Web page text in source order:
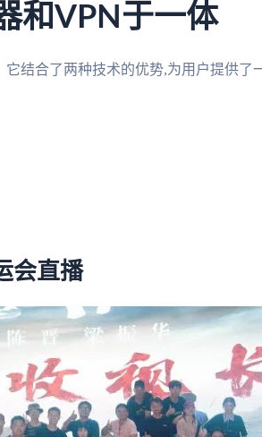
和VPN于一体
结合了两种技术的优势,为用户提供了
会直播